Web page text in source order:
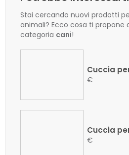
Stai cercando nuovi prodotti
animali? Ecco cosa ti propone
categoria cani!
Cuccia
€
Cuccia
€